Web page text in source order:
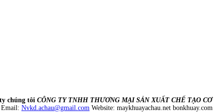
chúng tôi CÔNG TY TNHH THƯƠNG MẠI SẢN XUẤT CHẾ TẠO CƠ
Nvkd.achau@gmail.com Website: maykhuayachau.net bonkhuay.com